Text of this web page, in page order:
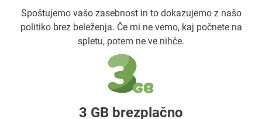
Spoštujemo vašo zasebnost in to dokazujemo z našo
politiko brez beleženja. Če mi ne vemo, kaj počnete na
spletu, potem ne ve nihče.
3 GB brezplačno